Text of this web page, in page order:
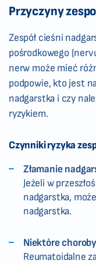
Przyczyny
Zespół cieśni
pośrodkowego
nerw może mieć
podpowie, kto jest
nadgarstka i czy
ryzykiem.
Czynniki ryzyka
Złamanie
Jeżeli w
nadgarstka,
nadgarstka.
Niektóre choroby
Reumatoidalne